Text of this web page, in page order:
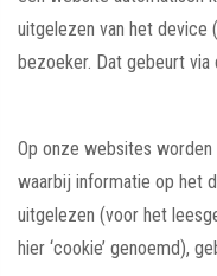
uitgelezen van het device
bezoeker. Dat gebeurt
Op onze websites
waarbij informatie op het
uitgelezen (voor het
hier ‘cookie’ genoemd),